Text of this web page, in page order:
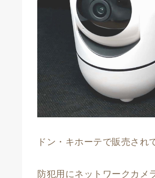
ドン・キホーテで販売され
防犯用にネットワークカメ